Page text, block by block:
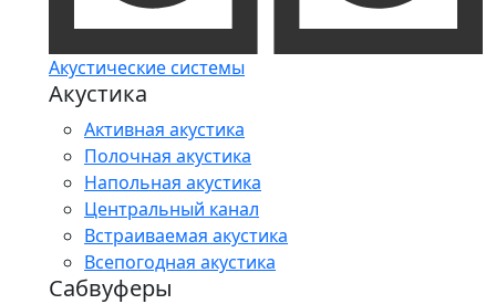
Акустические системы
Акустика
Активная акустика
Полочная акустика
Напольная акустика
Центральный канал
Встраиваемая акустика
Всепогодная акустика
Сабвуферы